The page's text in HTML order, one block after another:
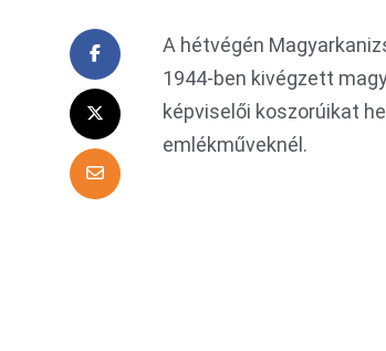
A hétvégén
1944-ben kivégzett
képviselői koszorúikat
emlékműveknél.